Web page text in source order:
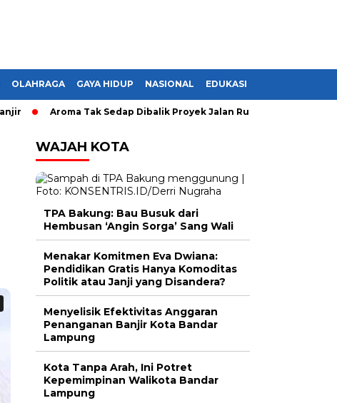
OLAHRAGA GAYA HIDUP NASIONAL EDUKASI
Aroma Tak Sedap Dibalik Proyek Jalan Rusak di Lampung,
WAJAH KOTA
TPA Bakung: Bau Busuk dari
Hembusan ‘Angin Sorga’ Sang Wali
Menakar Komitmen Eva Dwiana:
Pendidikan Gratis Hanya Komoditas
Politik atau Janji yang Disandera?
Menyelisik Efektivitas Anggaran
Penanganan Banjir Kota Bandar
Lampung
Kota Tanpa Arah, Ini Potret
Kepemimpinan Walikota Bandar
Lampung